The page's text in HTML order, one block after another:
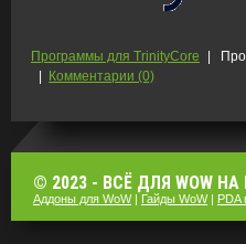
Программы для TrinityCore |
| Комментарии (0)
© 2023 - ВСЁ ДЛЯ WOW
Аддоны для WoW| Гайды WoW| PDA